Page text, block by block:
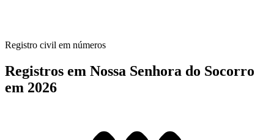
Registro civil em números
Registros em Nossa Senhora do Socorro
em 2026